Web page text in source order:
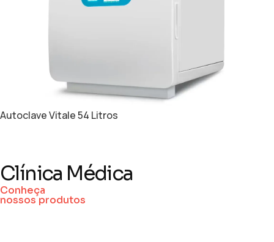
Autoclave Vitale 54 Litros
Clínica Médica
Conheça
nossos produtos